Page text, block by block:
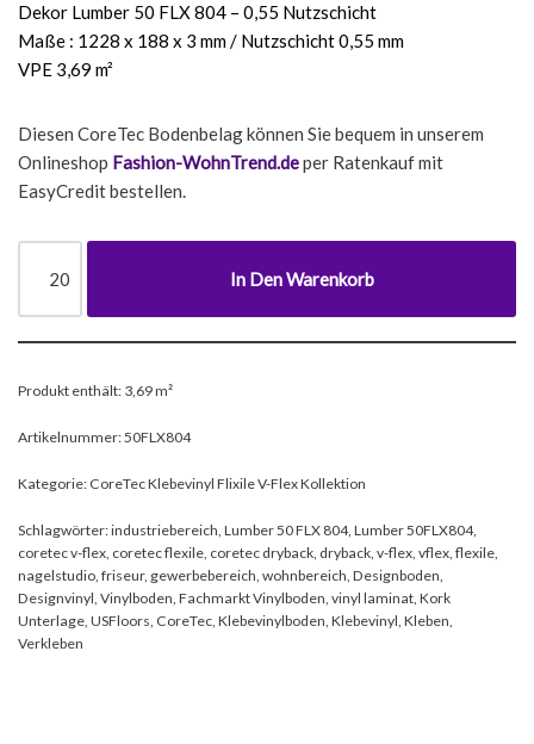
Dekor Lumber 50 FLX 804 – 0,55 Nutzschicht
Maße : 1228 x 188 x 3 mm / Nutzschicht 0,55 mm
VPE 3,69 m²
Diesen CoreTec Bodenbelag können Sie bequem in unserem
Onlineshop Fashion-WohnTrend.deper Ratenkauf mit
EasyCredit bestellen.
In Den Warenkorb
Produkt enthält: 3,69m²
Artikelnummer:50FLX804
Kategorie: CoreTec Klebevinyl Flixile V-Flex Kollektion
Schlagwörter:industriebereich, Lumber 50 FLX 804, Lumber 50FLX804,
coretec v-flex, coretec flexile, coretec dryback, dryback, v-flex, vflex, flexile,
nagelstudio, friseur, gewerbebereich, wohnbereich, Designboden,
Designvinyl, Vinylboden, Fachmarkt Vinylboden, vinyl laminat, Kork
Unterlage, USFloors, CoreTec, Klebevinylboden, Klebevinyl, Kleben,
Verkleben